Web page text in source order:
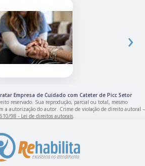
›
Empresa de Cuidado com Cateter de Picc Setor
reservado. Sua reprodução, parcial ou total, mesmo
a autorização do autor. Crime de violação de direito autoral –
98 - Lei de direitos autorais